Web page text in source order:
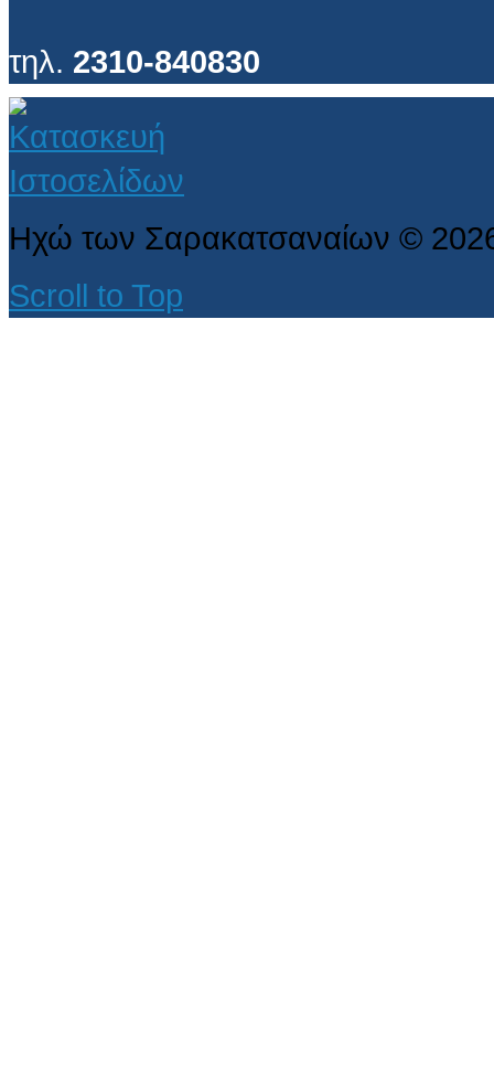
τηλ. 2310-840830
Ηχώ των Σαρακατσαναίων ©
Scroll to Top